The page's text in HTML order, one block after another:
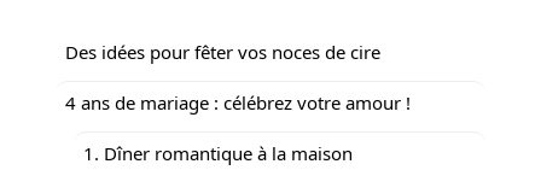
Des idées pour fêter vos noces de cire
4 ans de mariage : célébrez votre amour !
1. Dîner romantique à la maison